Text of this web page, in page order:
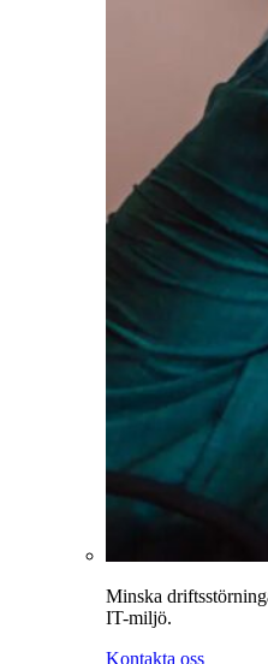
Minska
IT-miljö.
Kontakta oss